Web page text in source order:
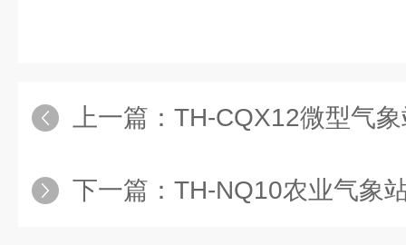
上一篇： TH-CQX12微型气
下一篇： TH-NQ10农业气象